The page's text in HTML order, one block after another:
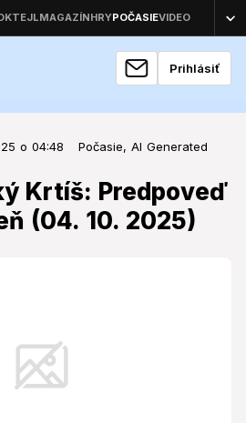
Prihlásiť
o 04:48 Počasie, AI Generated
Krtíš: Predpoveď
(04. 10. 2025)
o 04:48
Krtíš: Predpoveď
(04. 10. 2025)